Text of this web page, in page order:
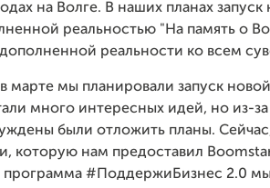
на Волге. В наших планах запуск
реальностью "На память о
реальности ко всем
марте мы планировали запуск
много интересных идей, но из-
были отложить планы.
которую нам предоставил
программа #Поддержи Бизнес 2.0